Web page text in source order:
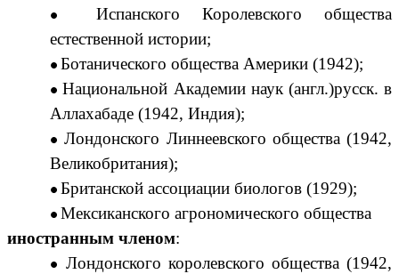
Испанского Королевского общества
естественной истории;
Ботанического общества Америки (1942);
Национальной Академии наук(англ.)русск. в
Аллахабаде (1942, Индия);
Лондонского Линнеевского общества(1942,
Великобритания);
Британской ассоциации биологов (1929);
Мексиканского агрономического общества
иностранным членом:
Лондонского королевского общества (1942,